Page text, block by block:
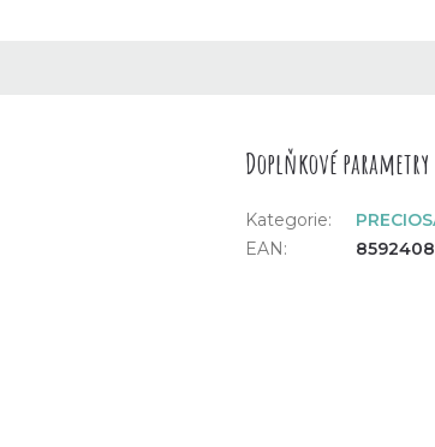
Doplňkové parametry
Kategorie:
EAN: